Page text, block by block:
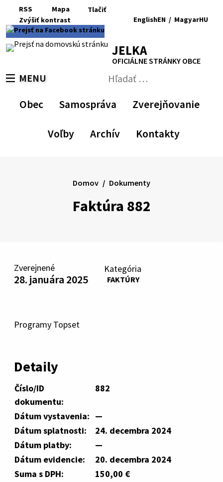
Preskočiť
obsah
RSS
RSS
Mapa
Mapa
Tlačiť
Zvýšiť kontrast
Zvýšiť
kontrast
Zmenšiť
veľkosť
Nastaviť
pôvodnú
veľkosť
písma
veľkosť
písma
EnglishEN
English
/ MagyarHU
Magyar
JELKA
OFICIÁLNE STRÁNKY OBCE
PREPNÚŤ
MENU
Obec Samospráva Zverejňovanie
Voľby Archív Kontakty
Hľadať:
formulár
Faktúra 882
Domov Dokumenty
Zverejnené
28. januára 2025
Kategória
FAKTÚRY
Programy Topset
Detaily
Číslo/ID
dokumentu:
882
Dátum vystavenia: —
Dátum splatnosti:
24. decembra 2024
Dátum platby:
—
Dátum evidencie:
20. decembra 2024
Suma s DPH:
150,00 €